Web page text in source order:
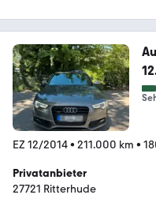
EZ 12/2014• 211.000 km •
Privatanbieter
27721 Ritterhude